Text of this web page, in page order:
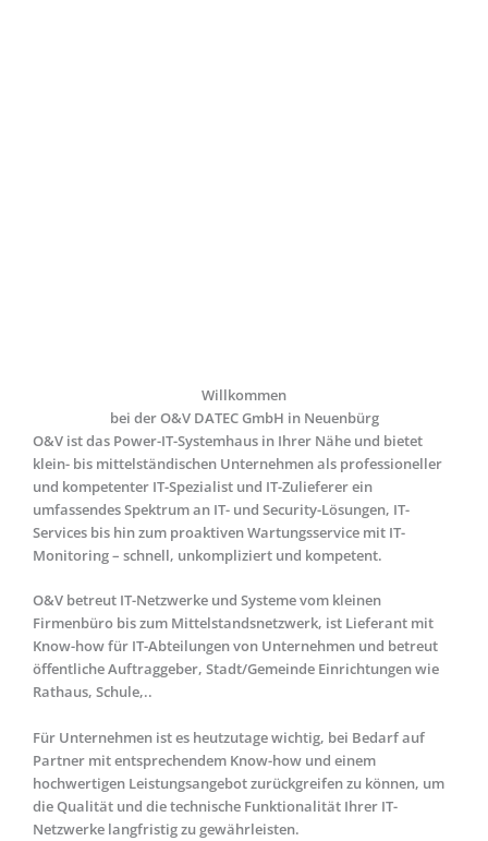
Willkommen
bei der O&V DATEC GmbH in Neuenbürg
O&V ist das Power-IT-Systemhaus in Ihrer Nähe und bietet
klein- bis mittelständischen Unternehmen als professioneller
und kompetenter IT-Spezialist und IT-Zulieferer ein
umfassendes Spektrum an IT- und Security-Lösungen, IT-
Services bis hin zum proaktiven Wartungsservice mit IT-
Monitoring – schnell, unkompliziert und kompetent.
O&V betreut IT-Netzwerke und Systeme vom kleinen
Firmenbüro bis zum Mittelstandsnetzwerk, ist Lieferant mit
Know-how für IT-Abteilungen von Unternehmen und betreut
öffentliche Auftraggeber, Stadt/Gemeinde Einrichtungen wie
Rathaus, Schule,..
Für Unternehmen ist es heutzutage wichtig, bei Bedarf auf
Partner mit entsprechendem Know-how und einem
hochwertigen Leistungsangebot zurückgreifen zu können, um
die Qualität und die technische Funktionalität Ihrer IT-
Netzwerke langfristig zu gewährleisten.